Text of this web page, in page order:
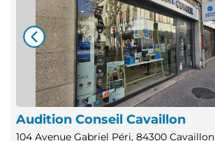
Audition Conseil Cavaillon
104 Avenue Gabriel Péri, 84300 Cavaillon